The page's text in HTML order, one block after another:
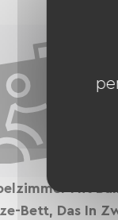
Mit
Bett, Das In